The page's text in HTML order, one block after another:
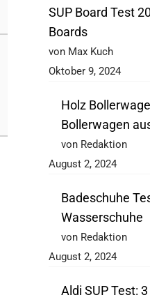
SUP Board Test
Boards
von Max Kuch
Oktober 9, 2024
Holz
Bollerwagen
von Redaktion
August 2, 2024
Badeschuhe
Wasserschuhe
von Redaktion
August 2, 2024
Aldi SUP Test: